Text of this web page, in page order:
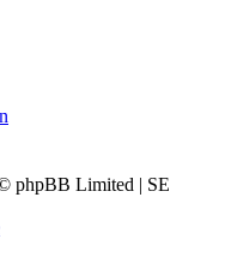
phpBB Limited | SE